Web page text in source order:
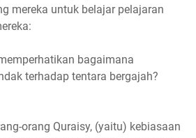
mereka untuk belajar pelajaran
bagaimana
terhadap tentara bergajah?
orang Quraisy, (yaitu) kebiasaan